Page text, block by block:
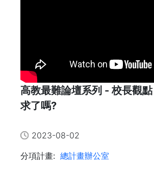
高教最難論壇系列 - 校長觀
求了嗎?
2023-08-02
分項計畫: 總計畫辦公室